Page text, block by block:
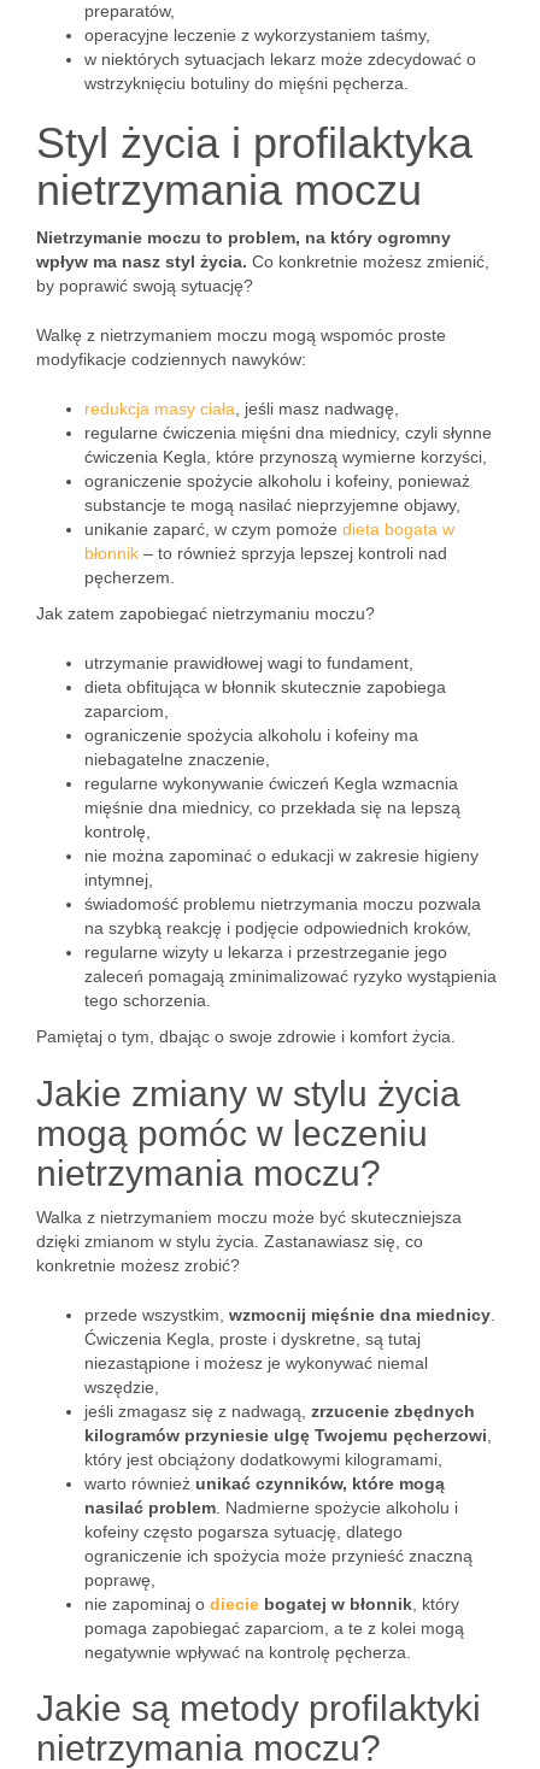
preparatów,
operacyjne leczenie z wykorzystaniem taśmy,
w niektórych sytuacjach lekarz może zdecydować o
wstrzyknięciu botuliny do mięśni pęcherza.
Styl życia i profilaktyka
nietrzymania moczu
Nietrzymanie moczu to problem, na który ogromny
wpływ ma nasz styl życia. Co konkretnie możesz zmienić,
by poprawić swoją sytuację?
Walkę z nietrzymaniem moczu mogą wspomóc proste
modyfikacje codziennych nawyków:
redukcja masy ciała , jeśli masz nadwagę,
regularne ćwiczenia mięśni dna miednicy, czyli słynne
ćwiczenia Kegla, które przynoszą wymierne korzyści,
ograniczenie spożycie alkoholu i kofeiny, ponieważ
substancje te mogą nasilać nieprzyjemne objawy,
unikanie zaparć, w czym pomoże dieta bogata w
błonnik – to również sprzyja lepszej kontroli nad
pęcherzem.
Jak zatem zapobiegać nietrzymaniu moczu?
utrzymanie prawidłowej wagi to fundament,
dieta obfitująca w błonnik skutecznie zapobiega
zaparciom,
ograniczenie spożycia alkoholu i kofeiny ma
niebagatelne znaczenie,
regularne wykonywanie ćwiczeń Kegla wzmacnia
mięśnie dna miednicy, co przekłada się na lepszą
kontrolę,
nie można zapominać o edukacji w zakresie higieny
intymnej,
świadomość problemu nietrzymania moczu pozwala
na szybką reakcję i podjęcie odpowiednich kroków,
regularne wizyty u lekarza i przestrzeganie jego
zaleceń pomagają zminimalizować ryzyko wystąpienia
tego schorzenia.
Pamiętaj o tym, dbając o swoje zdrowie i komfort życia.
Jakie zmiany w stylu życia
mogą pomóc w leczeniu
nietrzymania moczu?
Walka z nietrzymaniem moczu może być skuteczniejsza
dzięki zmianom w stylu życia. Zastanawiasz się, co
konkretnie możesz zrobić?
przede wszystkim, wzmocnij mięśnie dna miednicy
Ćwiczenia Kegla, proste i dyskretne, są tutaj
niezastąpione i możesz je wykonywać niemal
wszędzie,
jeśli zmagasz się z nadwagą, zrzucenie zbędnych
kilogramów przyniesie ulgę Twojemu pęcherzowi
który jest obciążony dodatkowymi kilogramami,
warto również unikać czynników, które mogą
nasilać problem . Nadmierne spożycie alkoholu i
kofeiny często pogarsza sytuację, dlatego
ograniczenie ich spożycia może przynieść znaczną
poprawę,
nie zapominaj o diecie bogatej w błonnik , który
pomaga zapobiegać zaparciom, a te z kolei mogą
negatywnie wpływać na kontrolę pęcherza.
Jakie są metody profilaktyki
nietrzymania moczu?